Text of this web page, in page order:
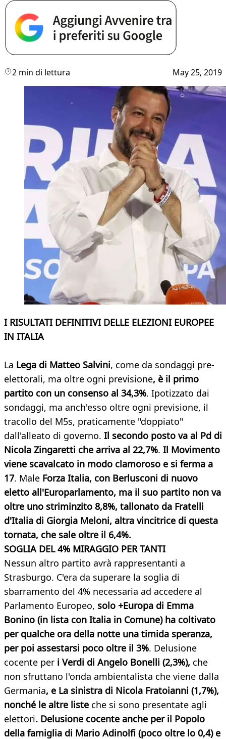
2 min di lettura May 25, 2019
I RISULTATI DEFINITIVI DELLE ELEZIONI EUROPEE
IN ITALIA
La Lega di Matteo Salvini, come da sondaggi pre-
elettorali, ma oltre ogni previsione, è il primo
partito con un consenso al 34,3%. Ipotizzato dai
sondaggi, ma anch'esso oltre ogni previsione, il
tracollo del M5s, praticamente "doppiato"
dall'alleato di governo. Il secondo posto va al Pd di
Nicola Zingaretti che arriva al 22,7%. Il Movimento
viene scavalcato in modo clamoroso e si ferma a
17. Male Forza Italia, con Berlusconi di nuovo
eletto all'Europarlamento, ma il suo partito non va
oltre uno striminzito 8,8%, tallonato da Fratelli
d'Italia di Giorgia Meloni, altra vincitrice di questa
tornata, che sale oltre il 6,4%.
SOGLIA DEL 4% MIRAGGIO PER TANTI
Nessun altro partito avrà rappresentanti a
Strasburgo. C'era da superare la soglia di
sbarramento del 4% necessaria ad accedere al
Parlamento Europeo, solo +Europa di Emma
Bonino (in lista con Italia in Comune) ha coltivato
per qualche ora della notte una timida speranza,
per poi assestarsi poco oltre il 3%. Delusione
cocente per i Verdi di Angelo Bonelli (2,3%), che
non sfruttano l'onda ambientalista che viene dalla
Germania, e La sinistra di Nicola Fratoianni (1,7%),
nonché le altre liste che si sono presentate agli
elettori. Delusione cocente anche per il Popolo
della famiglia di Mario Adinolfi (poco oltre lo 0,4) e